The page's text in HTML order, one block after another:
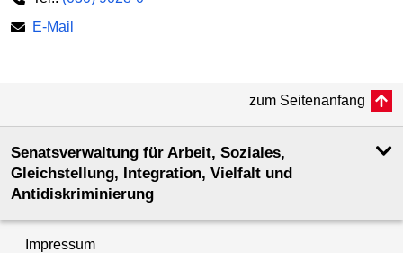
E-Mail
zum Seitenanfang
Senatsverwaltung für Arbeit, Soziales,
Gleichstellung, Integration, Vielfalt und
Antidiskriminierung
Impressum